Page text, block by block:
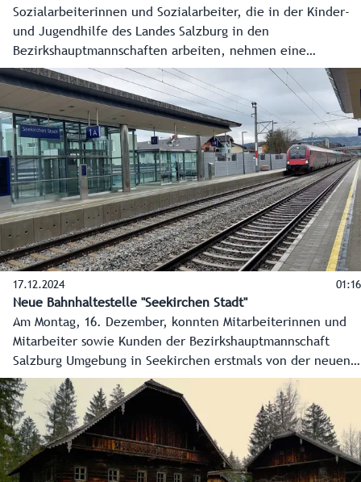
Sozialarbeiterinnen und Sozialarbeiter, die in der Kinder-
und Jugendhilfe des Landes Salzburg in den
Bezirkshauptmannschaften arbeiten, nehmen eine
besondere Schlüsselrolle ein. Sie unterstützen, beraten
und helfen. Einige von ihnen geben Einblicke in ihre
Arbeit, die schwierige Momente, aber auch motivierende
Augenblicke beinhaltet.
17.12.2024 01:16
Neue Bahnhaltestelle "Seekirchen Stadt"
Am Montag, 16. Dezember, konnten Mitarbeiterinnen und
Mitarbeiter sowie Kunden der Bezirkshauptmannschaft
Salzburg Umgebung in Seekirchen erstmals von der neuen
Bahnhaltestelle „Seekirchen Stadt“ profitieren. Von dort
sind es nur wenige Gehminuten zum modernen
Verwaltungszentrum des Flachgaus.